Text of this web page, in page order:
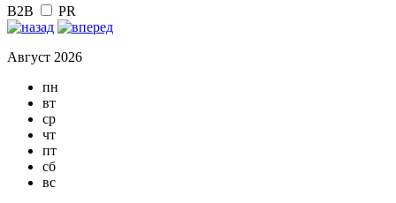
B2B PR
Август 2026
пн
вт
ср
чт
пт
сб
вс